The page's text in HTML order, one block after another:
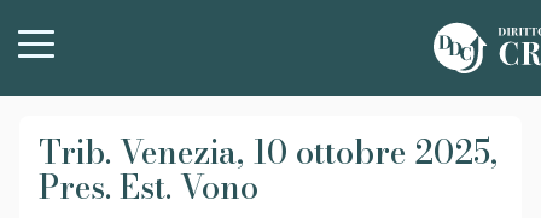
Trib. Venezia, 10 ottobre 2025,
Pres. Est. Vono